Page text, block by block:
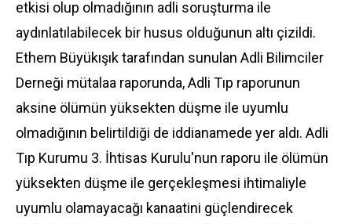
etkisi olup olmadığının adli soruşturma ile
aydınlatılabilecek bir husus olduğunun altı çizildi.
Ethem Büyükışık tarafından sunulan Adli Bilimciler
Derneği mütalaa raporunda, Adli Tıp raporunun
aksine ölümün yüksekten düşme ile uyumlu
olmadığının belirtildiği de iddianamede yer aldı. Adli
Tıp Kurumu 3. İhtisas Kurulu'nun raporu ile ölümün
yüksekten düşme ile gerçekleşmesi ihtimaliyle
uyumlu olamayacağı kanaatini güçlendirecek